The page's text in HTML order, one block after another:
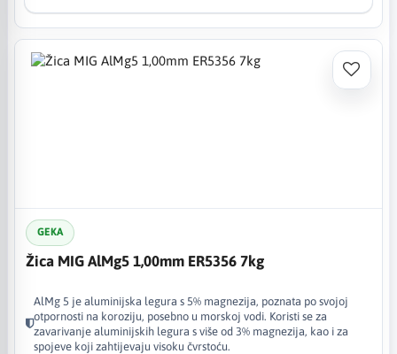
GEKA
Žica MIG AlMg5 1,00mm ER5356 7kg
AlMg 5 je aluminijska legura s 5% magnezija, poznata po svojoj
otpornosti na koroziju, posebno u morskoj vodi. Koristi se za
zavarivanje aluminijskih legura s više od 3% magnezija, kao i za
spojeve koji zahtijevaju visoku čvrstoću.